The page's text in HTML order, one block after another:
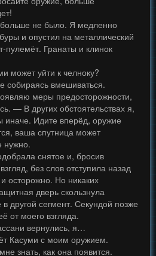
больше не было. Я медленно
и опустил на металлический
пулемёт. Гранаты и клинок
может уйти к челноку?
собираясь вмешиваться.
меры предосторожности,
— В других обстоятельствах я,
иначе. Идите вперёд, оружие
ваша спутница может
нужно.
снятое и, бросив
без слов отступила назад
осторожно. Но никаких
дверь скользнула
другой сегмент. Секундой позже
от моего взгляда.
вернулись, я…
Касуми с моим оружием.
знать, как она появится.